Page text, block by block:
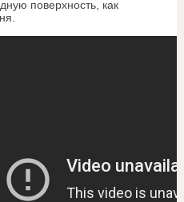
поверхность, как